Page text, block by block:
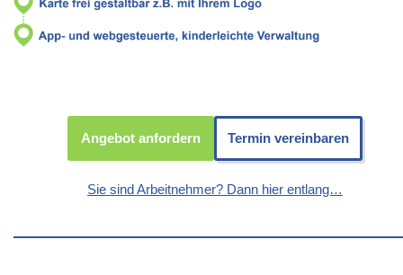
Angebot anfordern Termin vereinbaren
Sie sind Arbeitnehmer? Dann hier entlang…